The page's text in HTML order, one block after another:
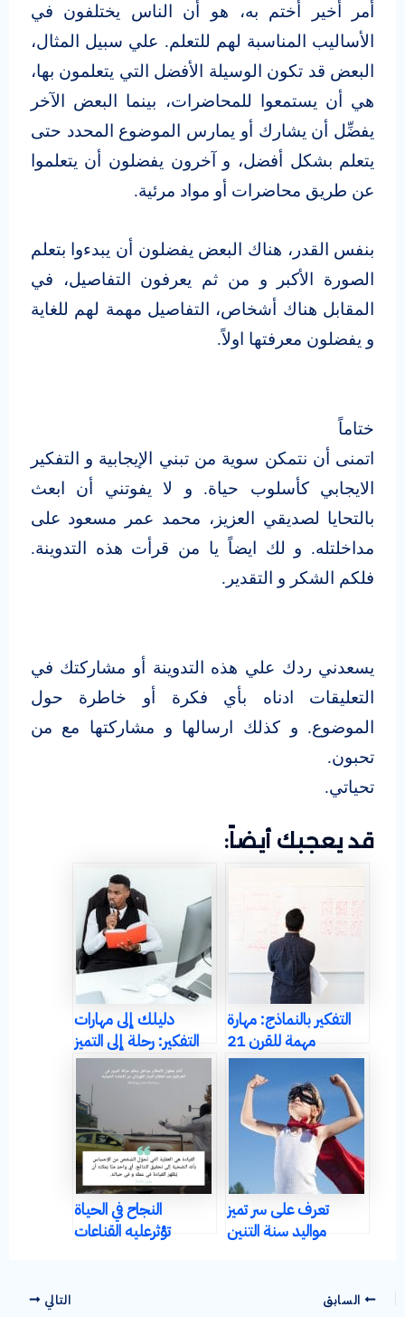
أمر أخير أختم به، هو أن الناس يختلفون في
الأساليب المناسبة لهم للتعلم. علي سبيل المثال،
البعض قد تكون الوسيلة الأفضل التي يتعلمون بها،
هي أن يستمعوا للمحاضرات، بينما البعض الآخر
يفضِّل أن يشارك أو يمارس الموضوع المحدد حتى
يتعلم بشكل أفضل، و آخرون يفضلون أن يتعلموا
عن طريق محاضرات أو مواد مرئية.
بنفس القدر، هناك البعض يفضلون أن يبدءوا بتعلم
الصورة الأكبر و من ثم يعرفون التفاصيل، في
المقابل هناك أشخاص، التفاصيل مهمة لهم للغاية
و يفضلون معرفتها اولاً.
ختاماً
اتمنى أن نتمكن سوية من تبني الإيجابية و التفكير
الايجابي كأسلوب حياة. و لا يفوتني أن ابعث
بالتحايا لصديقي العزيز، محمد عمر مسعود على
مداخلتله. و لك ايضاً يا من قرأت هذه التدوينة.
فلكم الشكر و التقدير.
يسعدني ردك علي هذه التدوينة أو مشاركتك في
التعليقات ادناه بأي فكرة أو خاطرة حول
الموضوع. و كذلك ارسالها و مشاركتها مع من
تحبون.
تحياتي.
قد يعجبك أيضاً:
التفكير بالنماذج: مهارة
مهمة للقرن 21
دليلك إلى مهارات
التفكير: رحلة إلى التميز
الفكري
تعرف على سر تميز
مواليد سنة التنين
النجاح في الحياة
تؤثرعليه القناعات
السابق التالي